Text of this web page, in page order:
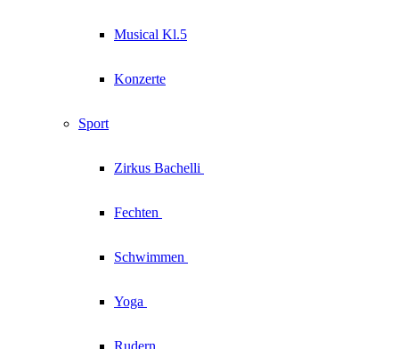
Musical Kl.5
Konzerte
Sport
Zirkus Bachelli
Fechten
Schwimmen
Yoga
Rudern